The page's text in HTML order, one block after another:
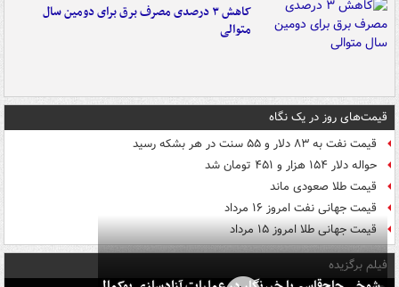
کاهش ۳ درصدی مصرف برق برای دومین سال
متوالی
قیمت‌های روز در یک نگاه
قیمت نفت به ۸۳ دلار و ۵۵ سنت در هر بشکه رسید
حواله دلار ۱۵۴ هزار و ۴۵۱ تومان شد
قیمت طلا صعودی ماند
قیمت جهانی نفت امروز ۱۶ مرداد
قیمت جهانی طلا امروز ۱۵ مرداد
فیلم برگزیده